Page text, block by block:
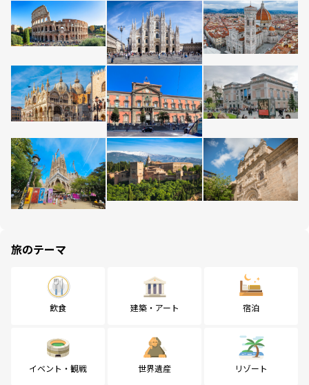
旅のテーマ
飲食 建築・アート 宿泊
イベント・観戦 世界遺産 リゾート